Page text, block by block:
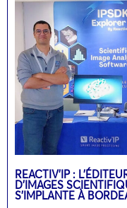
REACTIV’IP :
D’IMAGES
S’IMPLANTE À